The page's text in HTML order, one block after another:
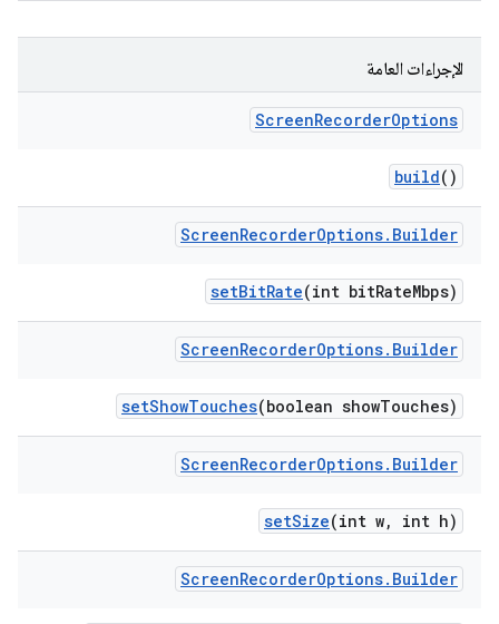
الإجراءات العامة
ScreenRecorderOptions
build()
ScreenRecorderOptions. Builder
setBitRate(int bitRateMbps)
ScreenRecorderOptions. Builder
setShowTouches(boolean showTouches)
ScreenRecorderOptions. Builder
setSize(int w, int h)
ScreenRecorderOptions. Builder